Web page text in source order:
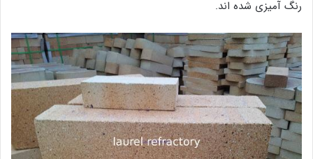
رنگ آمیزی شده اند.